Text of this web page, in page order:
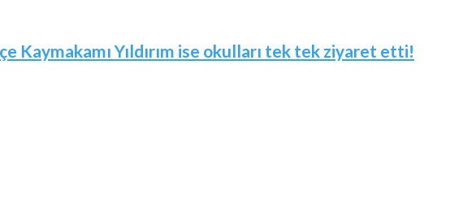
Kaymakamı Yıldırım ise okulları tek tek ziyaret etti!